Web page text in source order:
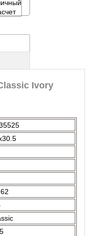
Ivory